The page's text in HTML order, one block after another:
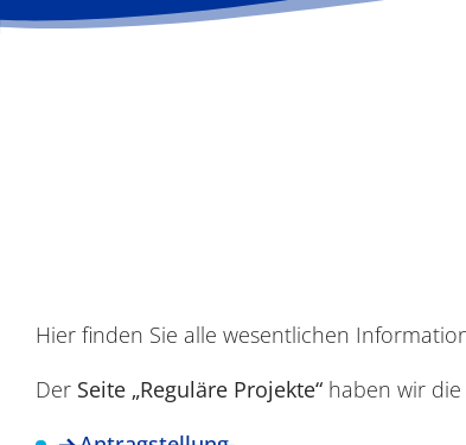
Hier finden Sie alle wesentlichen
Der Seite „Reguläre Projekte“haben wir die